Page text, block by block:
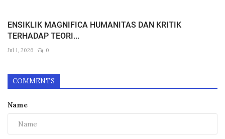
ENSIKLIK MAGNIFICA HUMANITAS DAN KRITIK
TERHADAP TEORI...
Jul 1, 2026 0
COMMENTS
Name